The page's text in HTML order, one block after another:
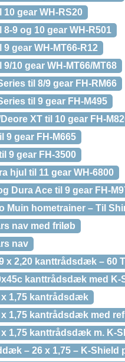
gear WH-RS20
9 og 10 gear WH-R501
gear WH-MT66-R12
10 gear WH-MT66/MT68
til 8/9 gear FH-RM66
til 9 gear FH-M495
XT til 10 gear FH-
9 gear FH-M665
9 gear FH-3500
hjul til 11 gear WH-6800
Dura Ace til 9 gear FH-
Muin hometrainer – Til
nav med friløb
nav
x 2,20 kanttrådsdæk – 60
kanttrådsdæk med
x 1,75 kantrådsdæk
x 1,75 kantrådsdæk med
x 1,75 kanttrådsdæk m.
– 26 x 1,75 – K-